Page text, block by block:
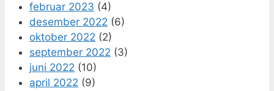
februar 2023 (4)
desember 2022 (6)
oktober 2022 (2)
september 2022 (3)
juni 2022 (10)
april 2022 (9)